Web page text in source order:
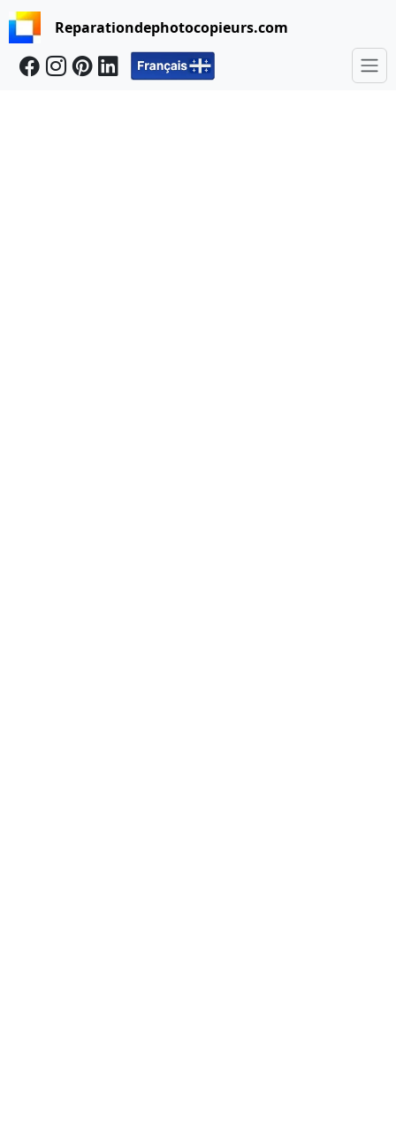
Reparationdephotocopieurs.com